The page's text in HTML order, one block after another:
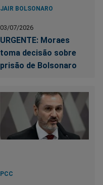
JAIR BOLSONARO
03/07/2026
URGENTE: Moraes
toma decisão sobre
prisão de Bolsonaro
PCC